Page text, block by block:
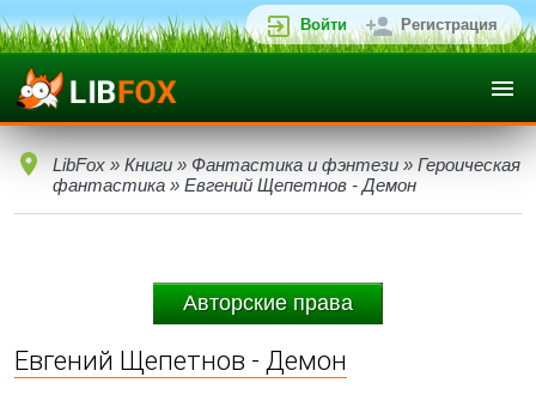
Войти Регистрация
LibFox » Книги » Фантастика и фэнтези » Героическая
фантастика » Евгений Щепетнов - Демон
Авторские права
Евгений Щепетнов - Демон